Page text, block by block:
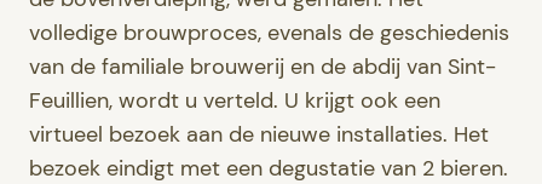
volledige brouwproces, evenals de geschiedenis
van de familiale brouwerij en de abdij van Sint-
Feuillien, wordt u verteld. U krijgt ook een
virtueel bezoek aan de nieuwe installaties. Het
bezoek eindigt met een degustatie van 2 bieren.